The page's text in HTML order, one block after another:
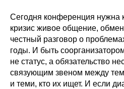
Сегодня конференция нужна
кризис живое общение,
честный разговор о
годы. И быть
не статус, а обязательство
связующим звеном между
и теми, кто их ищет. И если